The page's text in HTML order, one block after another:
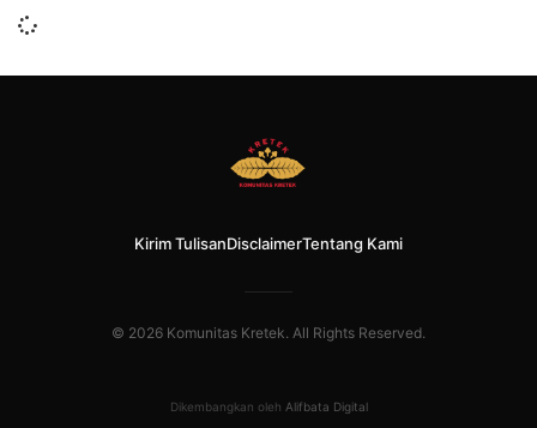
Kirim TulisanDisclaimerTentang Kami
© 2026 Komunitas Kretek. All Rights Reserved.
Dikembangkan oleh Alifbata Digital